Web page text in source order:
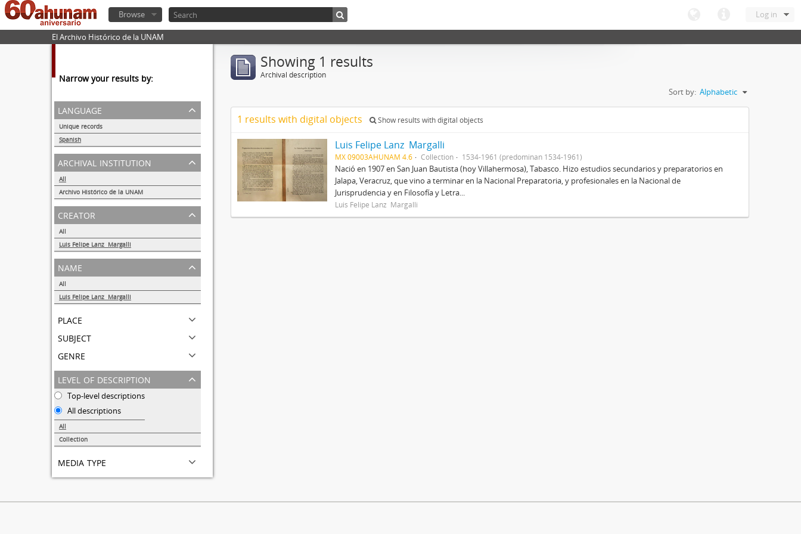
Log in
Browse
El Archivo Histórico de la UNAM
Narrow your results by:
language
Unique records
Spanish
1
archival institution
All
Archivo Histórico de la UNAM
1
creator
All
Luis Felipe Lanz Margalli
1
name
All
Luis Felipe Lanz Margalli
place
subject
genre
level of description
Top-level descriptions
All descriptions
All
Collection
media type
Showing 1 results
Archival description
Sort by: Alphabetic
1 results with digital objects Show results with digital objects
Luis Felipe Lanz Margalli
MX 09003AHUNAM 4.6 Collection 1534-1961 (predominan 1534-1961)
Nació en 1907 en San Juan Bautista (hoy Villahermosa), Tabasco. Hizo estudios secundarios y preparatorios en
Jalapa, Veracruz, que vino a terminar en la Nacional Preparatoria, y profesionales en la Nacional de
Jurisprudencia y en Filosofía y Letra...
Luis Felipe Lanz Margalli